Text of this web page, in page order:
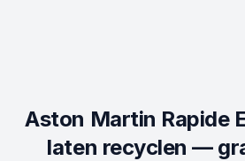
Aston Martin Rapide
laten recyclen —